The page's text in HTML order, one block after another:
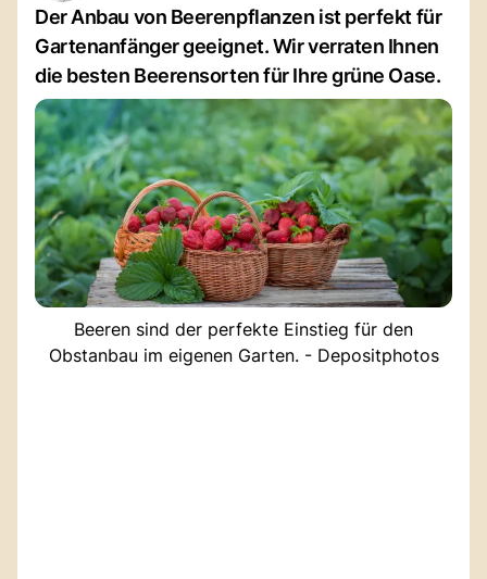
Der Anbau von Beerenpflanzen ist perfekt für
Gartenanfänger geeignet. Wir verraten Ihnen
die besten Beerensorten für Ihre grüne Oase.
Beeren sind der perfekte Einstieg für den
Obstanbau im eigenen Garten. - Depositphotos